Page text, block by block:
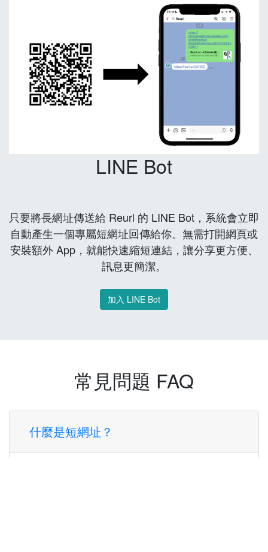
LINE Bot
只要將長網址傳送給 Reurl 的 LINE Bot，系統會立即
自動產生一個專屬短網址回傳給你。無需打開網頁或
安裝額外 App，就能快速縮短連結，讓分享更方便、
訊息更簡潔。
加入 LINE Bot
常見問題 FAQ
什麼是短網址？